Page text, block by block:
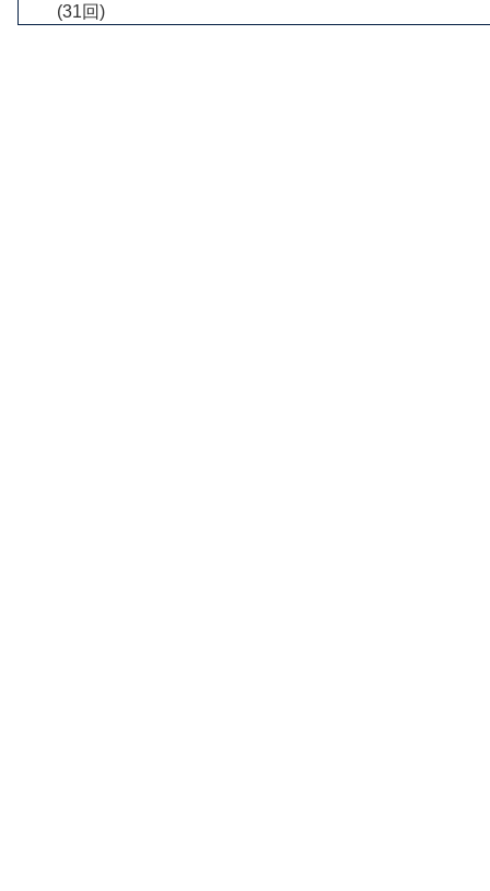
(31回)